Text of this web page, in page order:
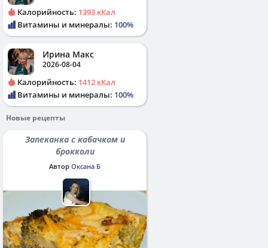
Калорийность: 1393 кКал
Витамины и минералы: 100%
Ирина Макс
2026-08-04
Калорийность: 1412 кКал
Витамины и минералы: 100%
Новые рецепты
Запеканка с кабачком и
брокколи
Автор Оксана Б